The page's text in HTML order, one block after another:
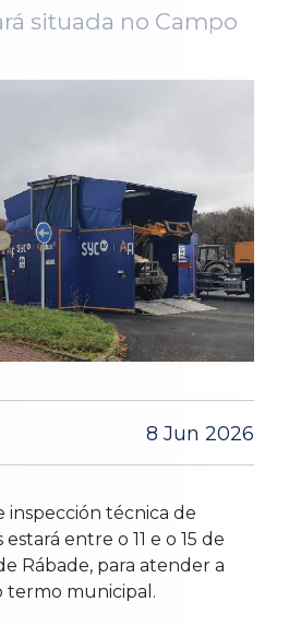
situada no Campo
8 Jun 2026
inspección técnica de
entre o 11 e o 15 de
Rábade, para atender a
termo municipal.